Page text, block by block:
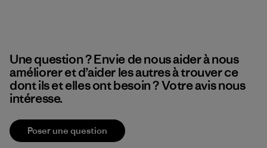
Une question ? Envie de nous aider à nous
améliorer et d’aider les autres à trouver ce
dont ils et elles ont besoin ? Votre avis nous
intéresse.
Poser une question